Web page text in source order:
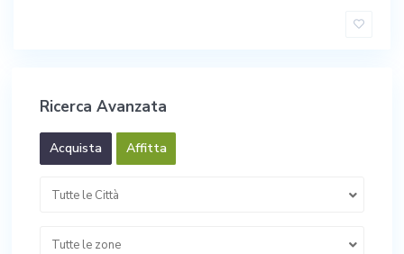
Ricerca Avanzata
Acquista Affitta
Tutte le Città
Tutte le zone